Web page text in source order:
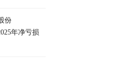
份
年净亏损